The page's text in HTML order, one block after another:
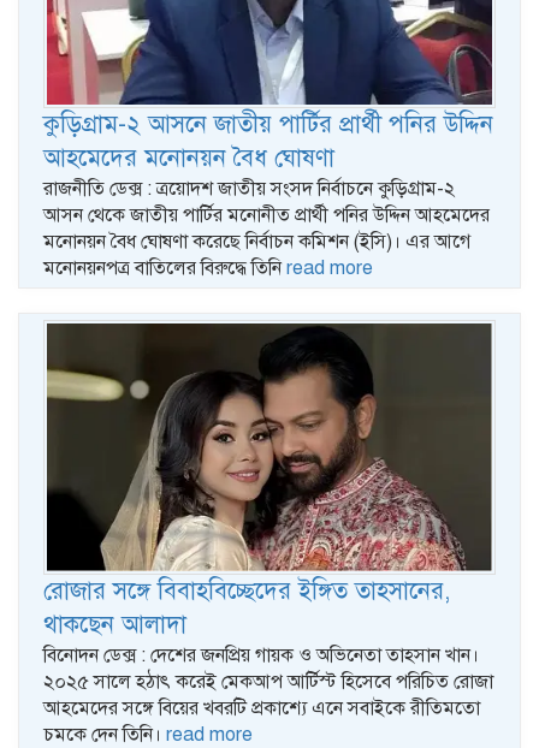
কুড়িগ্রাম-২ আসনে জাতীয় পার্টির প্রার্থী পনির উদ্দিন
আহমেদের মনোনয়ন বৈধ ঘোষণা
রাজনীতি ডেক্স : ত্রয়োদশ জাতীয় সংসদ নির্বাচনে কুড়িগ্রাম-২
আসন থেকে জাতীয় পার্টির মনোনীত প্রার্থী পনির উদ্দিন আহমেদের
মনোনয়ন বৈধ ঘোষণা করেছে নির্বাচন কমিশন (ইসি)। এর আগে
মনোনয়নপত্র বাতিলের বিরুদ্ধে তিনিread more
রোজার সঙ্গে বিবাহবিচ্ছেদের ইঙ্গিত তাহসানের,
থাকছেন আলাদা
বিনোদন ডেক্স : দেশের জনপ্রিয় গায়ক ও অভিনেতা তাহসান খান।
২০২৫ সালে হঠাৎ করেই মেকআপ আর্টিস্ট হিসেবে পরিচিত রোজা
আহমেদের সঙ্গে বিয়ের খবরটি প্রকাশ্যে এনে সবাইকে রীতিমতো
চমকে দেন তিনি। read more